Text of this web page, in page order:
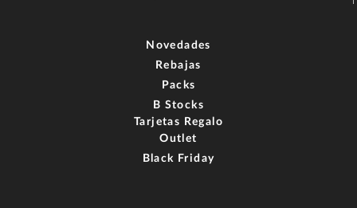
Novedades
Rebajas
Packs
B Stocks
Tarjetas Regalo
Outlet
Black Friday